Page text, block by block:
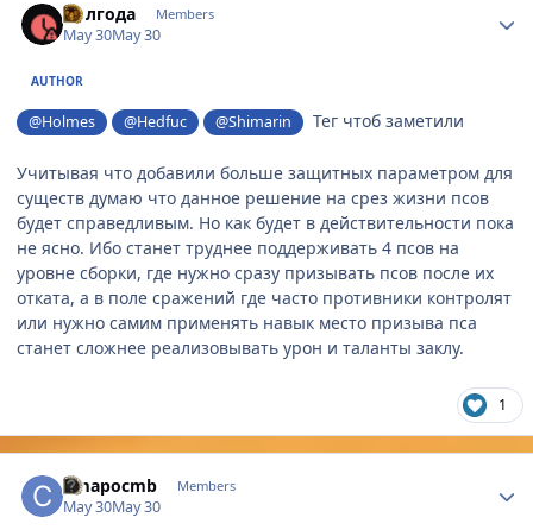
Полгода Members
May 30May 30
AUTHOR
@Holmes @Hedfuc @Shimarin Тег чтоб заметили
Учитывая что добавили больше защитных параметром для
существ думаю что данное решение на срез жизни псов
будет справедливым. Но как будет в действительности пока
не ясно. Ибо станет труднее поддерживать 4 псов на
уровне сборки, где нужно сразу призывать псов после их
отката, а в поле сражений где часто противники контролят
или нужно самим применять навык место призыва пса
станет сложнее реализовывать урон и таланты заклу.
1
Cmapocmb Members
May 30May 30